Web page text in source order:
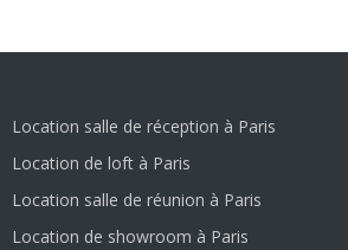
Location salle de réception à Paris
Location de loft à Paris
Location salle de réunion à Paris
Location de showroom à Paris